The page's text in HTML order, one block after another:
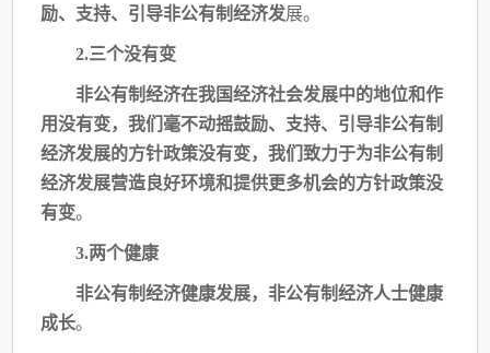
励、支持、引导非公有制经济发展。
2.三个没有变
非公有制经济在我国经济社会发展中的地位和作
用没有变，我们毫不动摇鼓励、支持、 引导非公有制
经济发展的方针政策没有变，我们致力于为非公有制
经济发展营造良好环境和提供更多机会的方针政策没
有变。
3.两个健康
非公有制经济健康发展，非公有制经济人士健康
成长。